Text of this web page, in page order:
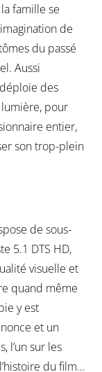
famille se
de
du passé
Aussi
des
pour
entier,
son trop-plein
de sous-
5.1 DTS HD,
visuelle et
quand même
y est
et un
l’un sur les
du film…